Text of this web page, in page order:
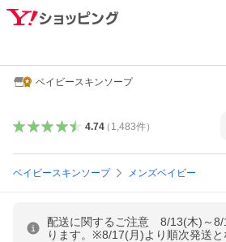
ベイビースキンソープ
4.74（ 1,483件）
ベイビースキンソープ メンズベイビー
配送に関するご注意 8/13(木)～8/
ります。※8/17(月)より順次発送と